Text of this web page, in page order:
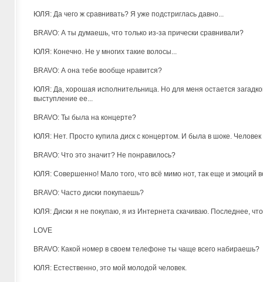
ЮЛЯ: Да чего ж сравнивать? Я уже подстриглась давно...
BRAVO: А ты думаешь, что только из-за прически сравнивали?
ЮЛЯ: Конечно. Не у многих такие волосы...
BRAVO: А она тебе вообще нравится?
ЮЛЯ: Да, хорошая исполнительница. Но для меня остается
выступление ее...
BRAVO: Ты была на концерте?
ЮЛЯ: Нет. Просто купила диск с концертом. И была в шоке.
BRAVO: Что это значит? Не понравилось?
ЮЛЯ: Совершенно! Мало того, что всё мимо нот, так еще и эмоций
BRAVO: Часто диски покупаешь?
ЮЛЯ: Диски я не покупаю, я из Интернета скачиваю. Последнее,
LOVE
BRAVO: Какой номер в своем телефоне ты чаще всего набираешь?
ЮЛЯ: Естественно, это мой молодой человек.